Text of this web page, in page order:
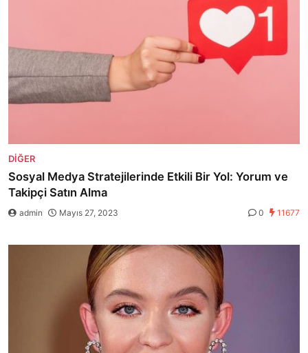
DIĞER
Sosyal Medya Stratejilerinde Etkili Bir Yol: Yorum ve
Takipçi Satın Alma
admin Mayıs 27, 2023 0 11677